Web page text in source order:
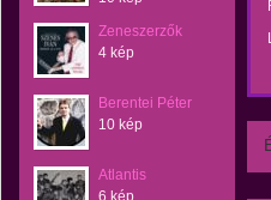
Zeneszerzők
4 kép
Berentei Péter
10 kép
Atlantis
6 kép